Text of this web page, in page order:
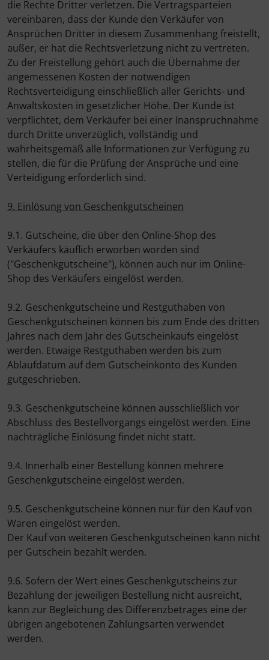
die Rechte Dritter verletzen. Die Vertragsparteien
vereinbaren, dass der Kunde den Verkäufer von
Ansprüchen Dritter in diesem Zusammenhang freistellt,
außer, er hat die Rechtsverletzung nicht zu vertreten.
Zu der Freistellung gehört auch die Übernahme der
angemessenen Kosten der notwendigen
Rechtsverteidigung einschließlich aller Gerichts- und
Anwaltskosten in gesetzlicher Höhe. Der Kunde ist
verpflichtet, dem Verkäufer bei einer Inanspruchnahme
durch Dritte unverzüglich, vollständig und
wahrheitsgemäß alle Informationen zur Verfügung zu
stellen, die für die Prüfung der Ansprüche und eine
Verteidigung erforderlich sind.
9. Einlösung von Geschenkgutscheinen
9.1. Gutscheine, die über den Online-Shop des
Verkäufers käuflich erworben worden sind
("Geschenkgutscheine"), können auch nur im Online-
Shop des Verkäufers eingelöst werden.
9.2. Geschenkgutscheine und Restguthaben von
Geschenkgutscheinen können bis zum Ende des dritten
Jahres nach dem Jahr des Gutscheinkaufs eingelöst
werden. Etwaige Restguthaben werden bis zum
Ablaufdatum auf dem Gutscheinkonto des Kunden
gutgeschrieben.
9.3. Geschenkgutscheine können ausschließlich vor
Abschluss des Bestellvorgangs eingelöst werden. Eine
nachträgliche Einlösung findet nicht statt.
9.4. Innerhalb einer Bestellung können mehrere
Geschenkgutscheine eingelöst werden.
9.5. Geschenkgutscheine können nur für den Kauf von
Waren eingelöst werden.
Der Kauf von weiteren Geschenkgutscheinen kann nicht
per Gutschein bezahlt werden.
9.6. Sofern der Wert eines Geschenkgutscheins zur
Bezahlung der jeweiligen Bestellung nicht ausreicht,
kann zur Begleichung des Differenzbetrages eine der
übrigen angebotenen Zahlungsarten verwendet
werden.